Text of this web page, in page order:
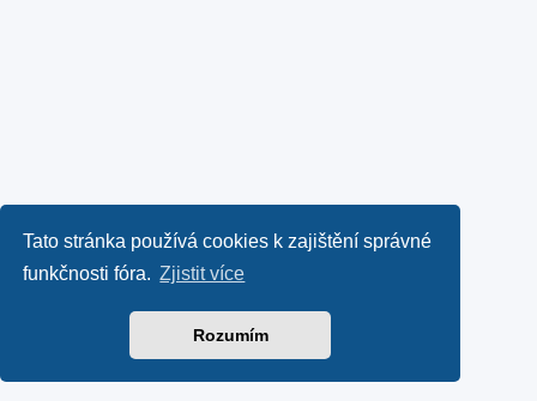
Tato stránka používá cookies k zajištění správné
funkčnosti fóra. Zjistit více
Rozumím